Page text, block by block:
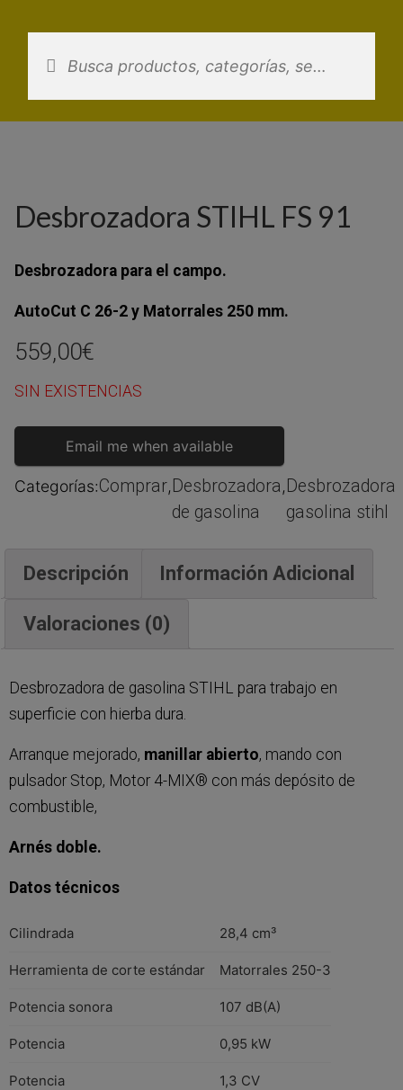
Desbrozadora STIHL FS 91
Desbrozadora para el campo.
AutoCut C 26-2 y Matorrales 250 mm.
559,00€
SIN EXISTENCIAS
Email me when available
Categorías:Comprar, Desbrozadora
de gasolina
, Desbrozadora
gasolina stihl
Descripción Información Adicional
Valoraciones (0)
Desbrozadora de gasolina STIHL para trabajo en
superficie con hierba dura.
Arranque mejorado, manillar abierto, mando con
pulsador Stop, Motor 4-MIX® con más depósito de
combustible,
Arnés doble.
Datos técnicos
Cilindrada 28,4 cm³
Herramienta de corte estándar Matorrales 250-3
Potencia sonora 107 dB(A)
Potencia 0,95 kW
Potencia 1,3 CV